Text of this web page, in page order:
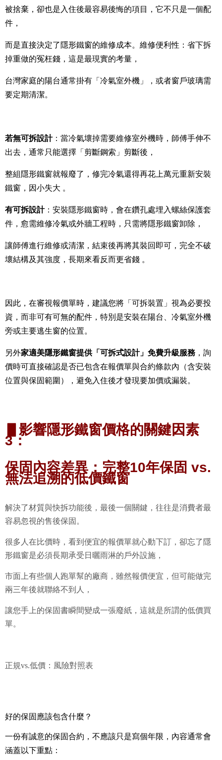
被捨棄，卻也是入住後最容易後悔的項目，它不只是一個配
件，
而是直接決定了隱形鐵窗的維修成本。 維修便利性：省下拆
掉重做的冤枉錢， 這是最現實的考量，
台灣家庭的陽台通常掛有「冷氣室外機」，或者窗戶玻璃需
要定期清潔。
若無可拆設計：當冷氣壞掉需要維修室外機時，師傅手伸不
出去，通常只能選擇「剪斷鋼索」剪斷後，
整組隱形鐵窗就報廢了，修完冷氣還得再花上萬元重新安裝
鐵窗，因小失大 。
有可拆設計：安裝隱形鐵窗時，會在鑽孔處埋入螺絲保護套
件，愈需維修冷氣或外牆工程時，只需將隱形鐵窗卸除，
讓師傅進行維修或清潔，結束後再將其裝回即可，完全不破
壞結構及其強度，長期來看反而更省錢 。
因此，在審視報價單時，建議您將「可拆裝置」視為必要投
資，而非可有可無的配件，特別是安裝在陽台、冷氣室外機
旁或主要逃生窗的位置。
另外家適美隱形鐵窗提供「可拆式設計」免費升級服務 ，詢
價時可直接確認是否已包含在報價單與合約條款內（含安裝
位置與保固範圍），避免入住後才發現要加價或漏裝。
▋影響隱形鐵窗價格的關鍵因素
3：
保固內容差異：完整10年保固 vs.
無法追溯的低價鐵窗
解決了材質與快拆功能後，最後一個關鍵，往往是消費者最
容易忽視的售後保固。
很多人在比價時，看到便宜的報價單就心動下訂，卻忘了隱
形鐵窗是必須長期承受日曬雨淋的戶外設施，
市面上有些個人跑單幫的廠商，雖然報價便宜，但可能做完
兩三年後就聯絡不到人，
讓您手上的保固書瞬間變成一張廢紙，這就是所謂的低價買
單。
正規vs.低價：風險對照表
好的保固應該包含什麼？
一份有誠意的保固合約，不應該只是寫個年限，內容通常會
涵蓋以下重點：